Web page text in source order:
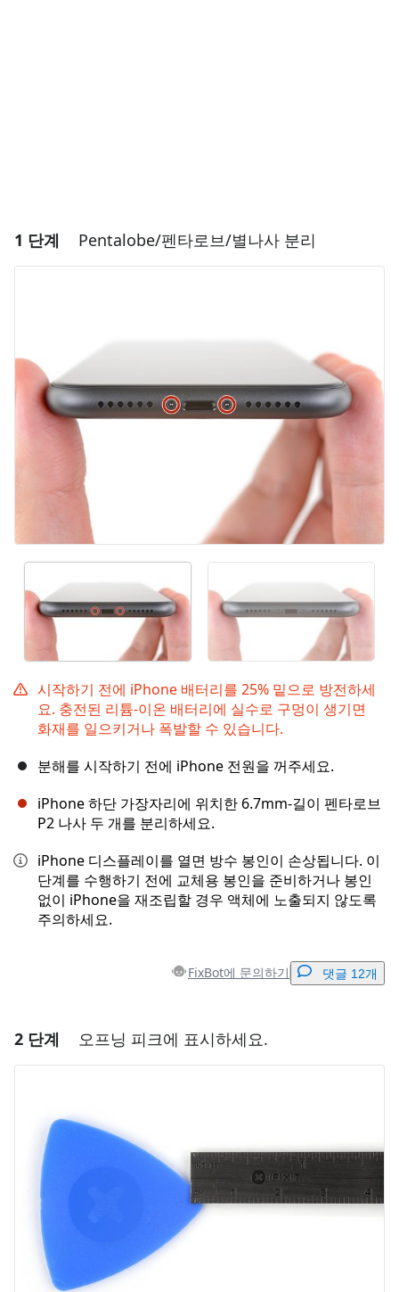
1 단계 Pentalobe/펜타로브/별나사 분리
시작하기 전에 iPhone 배터리를 25% 밑으로 방전하세
요. 충전된 리튬-이온 배터리에 실수로 구멍이 생기면
화재를 일으키거나 폭발할 수 있습니다.
분해를 시작하기 전에 iPhone 전원을 꺼주세요.
iPhone 하단 가장자리에 위치한 6.7mm-길이 펜타로브
P2 나사 두 개를 분리하세요.
iPhone 디스플레이를 열면 방수 봉인이 손상됩니다. 이
단계를 수행하기 전에 교체용 봉인을 준비하거나 봉인
없이 iPhone을 재조립할 경우 액체에 노출되지 않도록
주의하세요.
FixBot에 문의하기 댓글 12개
댓글 달기
취소 댓글 달기
2 단계 오프닝 피크에 표시하세요.